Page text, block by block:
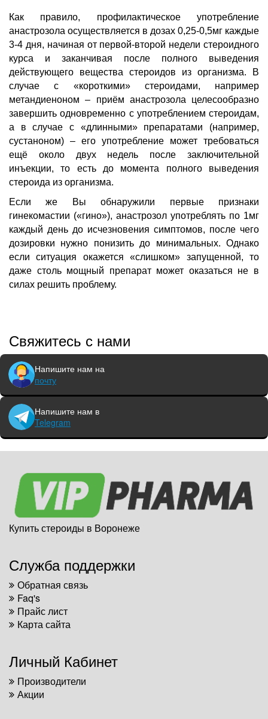
Как правило, профилактическое употребление
анастрозола осуществляется в дозах 0,25-0,5мг каждые
3-4 дня, начиная от первой-второй недели стероидного
курса и заканчивая после полного выведения
действующего вещества стероидов из организма. В
случае с «короткими» стероидами, например
метандиеноном – приём анастрозола целесообразно
завершить одновременно с употреблением стероидам,
а в случае с «длинными» препаратами (например,
сустаноном) – его употребление может требоваться
ещё около двух недель после заключительной
инъекции, то есть до момента полного выведения
стероида из организма.
Если же Вы обнаружили первые признаки
гинекомастии («гино»), анастрозол употреблять по 1мг
каждый день до исчезновения симптомов, после чего
дозировки нужно понизить до минимальных. Однако
если ситуация окажется «слишком» запущенной, то
даже столь мощный препарат может оказаться не в
силах решить проблему.
Свяжитесь с нами
Напишите нам на
почту
Напишите нам в
Telegram
Купить стероиды в Воронеже
Служба поддержки
Обратная связь
Faq's
Прайс лист
Карта сайта
Личный Кабинет
Производители
Акции